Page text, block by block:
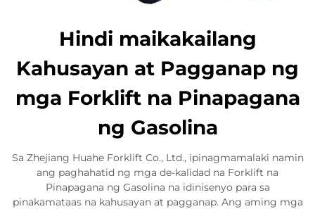
Hindi maikakailang
Kahusayan at Pagganap ng
mga Forklift na Pinapagana
ng Gasolina
Sa Zhejiang Huahe Forklift Co., Ltd., ipinagmamalaki namin
ang paghahatid ng mga de-kalidad na Forklift na
Pinapagana ng Gasolina na idinisenyo para sa
pinakamataas na kahusayan at pagganap. Ang aming mga